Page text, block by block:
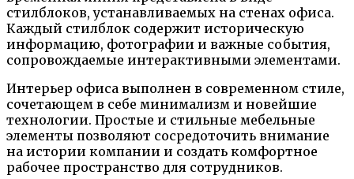
стилблоков, устанавливаемых на стенах офиса.
Каждый стилблок содержит историческую
информацию, фотографии и важные события,
сопровождаемые интерактивными элементами.
Интерьер офиса выполнен в современном стиле,
сочетающем в себе минимализм и новейшие
технологии. Простые и стильные мебельные
элементы позволяют сосредоточить внимание
на истории компании и создать комфортное
рабочее пространство для сотрудников.